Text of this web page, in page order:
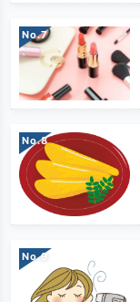
No.
No.
No.